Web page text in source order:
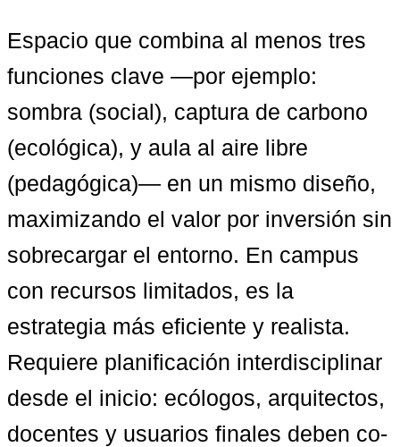
Espacio que combina al menos tres
funciones clave —por ejemplo:
sombra (social), captura de carbono
(ecológica), y aula al aire libre
(pedagógica)— en un mismo diseño,
maximizando el valor por inversión sin
sobrecargar el entorno. En campus
con recursos limitados, es la
estrategia más eficiente y realista.
Requiere planificación interdisciplinar
desde el inicio: ecólogos, arquitectos,
docentes y usuarios finales deben co-